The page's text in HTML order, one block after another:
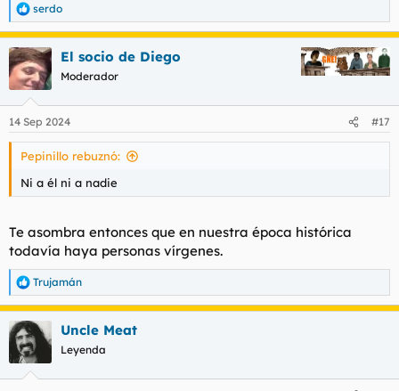
R
e
a
c
c
i
e
s
serdo
El socio de Diego
Moderador
14 Sep 2024 #17
Pepinillo rebuznó:
Ni a él ni a nadie
Te asombra entonces que en nuestra época histórica
todavía haya personas vírgenes.
R
e
a
c
c
i
Trujamán
Uncle Meat
Leyenda